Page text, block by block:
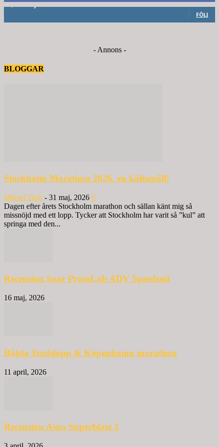
6,714 Följare
FÖLJ
- Annons -
BLOGGAR
Stockholm Marathon 2026, en käftsmäll!
Mikael Tisjö - 31 maj, 2026 0
Dagen efter årets Stockholm marathon och sällan känt mig så
missnöjd med ett lopp. Tycker att Stockholm har varit så ”kul” att
springa med den...
Recension Soar ProtoLab ADV Speedsuit
16 maj, 2026
Bålsta Stadslopp & Köpenhamn marathon
11 april, 2026
Recension Asics Superblast 3